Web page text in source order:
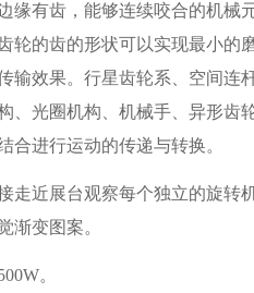
缘有齿，能够连续咬合的机械
轮的齿的形状可以实现最小的
输效果。行星齿轮系、空间连
、光圈机构、机械手、异形齿
合进行运动的传递与转换。
走近展台观察每个独立的旋转
渐变图案。
。